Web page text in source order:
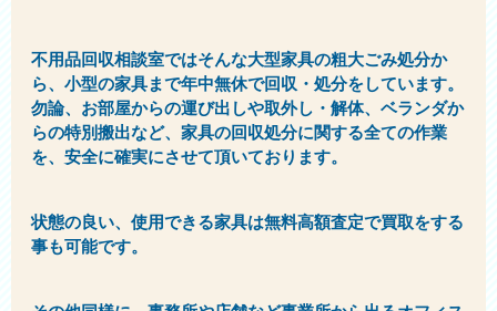
不用品回収相談室ではそんな大型家具の粗大ごみ処分か
ら、小型の家具まで年中無休で回収・処分をしています。
勿論、お部屋からの運び出しや取外し・解体、ベランダか
らの特別搬出など、家具の回収処分に関する全ての作業
を、安全に確実にさせて頂いております。
状態の良い、使用できる家具は無料高額査定で買取をする
事も可能です。